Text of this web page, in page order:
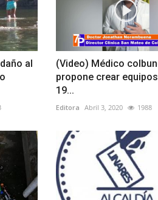
al
(Video) Médico
propone crear equipos
19...
Editora Abril 3, 2020 1988